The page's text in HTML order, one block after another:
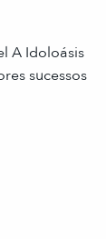
A Idoloásis
sucessos